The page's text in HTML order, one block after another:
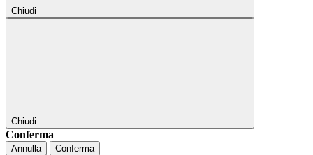
Chiudi
Chiudi
Conferma
Annulla Conferma